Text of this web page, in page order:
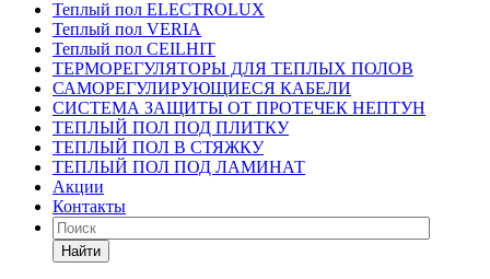
Теплый пол ELECTROLUX
Теплый пол VERIA
Теплый пол CEILHIT
ТЕРМОРЕГУЛЯТОРЫ ДЛЯ ТЕПЛЫХ ПОЛОВ
САМОРЕГУЛИРУЮЩИЕСЯ КАБЕЛИ
СИСТЕМА ЗАЩИТЫ ОТ ПРОТЕЧЕК НЕПТУН
ТЕПЛЫЙ ПОЛ ПОД ПЛИТКУ
ТЕПЛЫЙ ПОЛ В СТЯЖКУ
ТЕПЛЫЙ ПОЛ ПОД ЛАМИНАТ
Акции
Контакты
Найти